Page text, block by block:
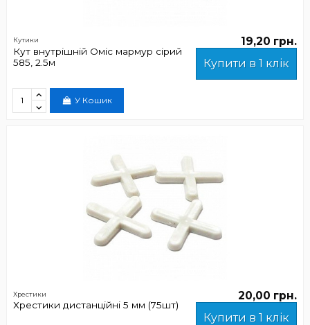
Кутики
Кут внутрішній Оміс мармур сірий
585, 2.5м
19,20 грн.
Купити в 1 клік
У Кошик
Хрестики
Хрестики дистанційні 5 мм (75шт)
20,00 грн.
Купити в 1 клік